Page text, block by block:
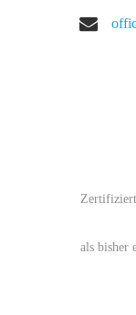
als bisher